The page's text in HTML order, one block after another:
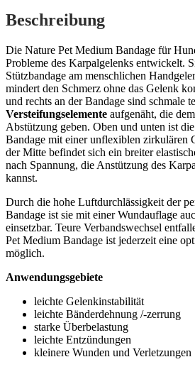
Beschreibung
Die Nature Pet Medium Bandage für
Probleme des Karpalgelenks entwickelt.
Stützbandage am menschlichen
mindert den Schmerz ohne das Gelenk
und rechts an der Bandage sind schmale
Versteifungselemente aufgenäht, die
Abstützung geben. Oben und unten ist
Bandage mit einer unflexiblen zirkulären
der Mitte befindet sich ein breiter
nach Spannung, die Anstützung des
kannst.
Durch die hohe Luftdurchlässigkeit der
Bandage ist sie mit einer Wundauflage
einsetzbar. Teure Verbandswechsel
Pet Medium Bandage ist jederzeit eine
möglich.
Anwendungsgebiete
leichte Gelenkinstabilität
leichte Bänderdehnung /-zerrung
starke Überbelastung
leichte Entzündungen
kleinere Wunden und Verletzungen